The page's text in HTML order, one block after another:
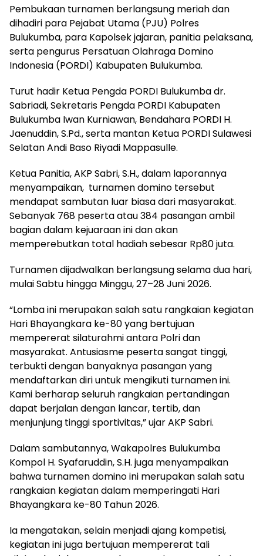
Pembukaan turnamen berlangsung meriah dan
dihadiri para Pejabat Utama (PJU) Polres
Bulukumba, para Kapolsek jajaran, panitia pelaksana,
serta pengurus Persatuan Olahraga Domino
Indonesia (PORDI) Kabupaten Bulukumba.
Turut hadir Ketua Pengda PORDI Bulukumba dr.
Sabriadi, Sekretaris Pengda PORDI Kabupaten
Bulukumba Iwan Kurniawan, Bendahara PORDI H.
Jaenuddin, S.Pd., serta mantan Ketua PORDI Sulawesi
Selatan Andi Baso Riyadi Mappasulle.
Ketua Panitia, AKP Sabri, S.H., dalam laporannya
menyampaikan, turnamen domino tersebut
mendapat sambutan luar biasa dari masyarakat.
Sebanyak 768 peserta atau 384 pasangan ambil
bagian dalam kejuaraan ini dan akan
memperebutkan total hadiah sebesar Rp80 juta.
Turnamen dijadwalkan berlangsung selama dua hari,
mulai Sabtu hingga Minggu, 27–28 Juni 2026.
“Lomba ini merupakan salah satu rangkaian kegiatan
Hari Bhayangkara ke-80 yang bertujuan
mempererat silaturahmi antara Polri dan
masyarakat. Antusiasme peserta sangat tinggi,
terbukti dengan banyaknya pasangan yang
mendaftarkan diri untuk mengikuti turnamen ini.
Kami berharap seluruh rangkaian pertandingan
dapat berjalan dengan lancar, tertib, dan
menjunjung tinggi sportivitas,” ujar AKP Sabri.
Dalam sambutannya, Wakapolres Bulukumba
Kompol H. Syafaruddin, S.H. juga menyampaikan
bahwa turnamen domino ini merupakan salah satu
rangkaian kegiatan dalam memperingati Hari
Bhayangkara ke-80 Tahun 2026.
Ia mengatakan, selain menjadi ajang kompetisi,
kegiatan ini juga bertujuan mempererat tali